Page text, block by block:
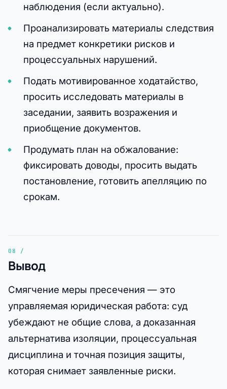
наблюдения (если актуально).
Проанализировать материалы следствия
на предмет конкретики рисков и
процессуальных нарушений.
Подать мотивированное ходатайство,
просить исследовать материалы в
заседании, заявить возражения и
приобщение документов.
Продумать план на обжалование:
фиксировать доводы, просить выдать
постановление, готовить апелляцию по
срокам.
Вывод
Смягчение меры пресечения — это
управляемая юридическая работа: суд
убеждают не общие слова, а доказанная
альтернатива изоляции, процессуальная
дисциплина и точная позиция защиты,
которая снимает заявленные риски.